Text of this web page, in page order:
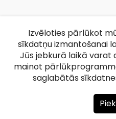
Par
Izvēloties pārlūkot
sīkdatņu izmantošanai
Jūs jebkurā laikā varat
mainot
saglabātās